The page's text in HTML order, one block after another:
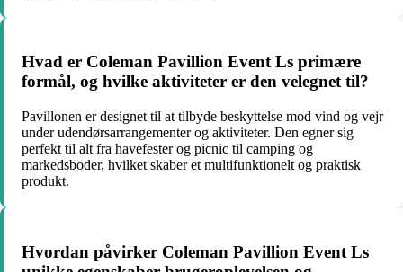
Hvad er Coleman Pavillion Event Ls primære
formål, og hvilke aktiviteter er den velegnet til?
Pavillonen er designet til at tilbyde beskyttelse mod vind og vejr
under udendørsarrangementer og aktiviteter. Den egner sig
perfekt til alt fra havefester og picnic til camping og
markedsboder, hvilket skaber et multifunktionelt og praktisk
produkt.
Hvordan påvirker Coleman Pavillion Event Ls